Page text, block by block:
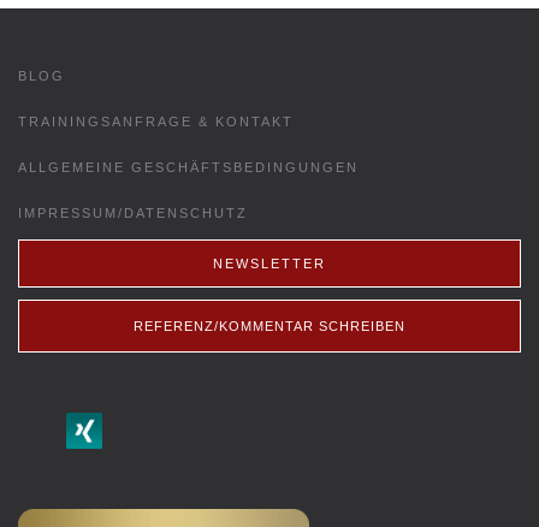
BLOG
TRAININGSANFRAGE & KONTAKT
ALLGEMEINE GESCHÄFTSBEDINGUNGEN
IMPRESSUM/DATENSCHUTZ
NEWSLETTER
REFERENZ/KOMMENTAR SCHREIBEN